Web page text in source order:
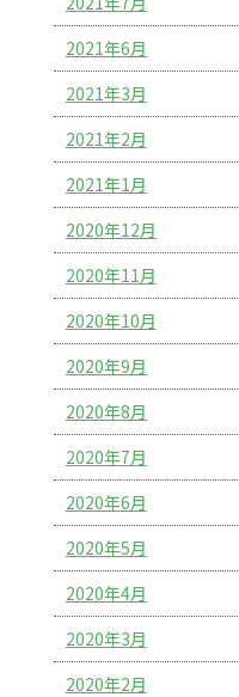
2021年6月
2021年3月
2021年2月
2021年1月
2020年12月
2020年11月
2020年10月
2020年9月
2020年8月
2020年7月
2020年6月
2020年5月
2020年4月
2020年3月
2020年2月